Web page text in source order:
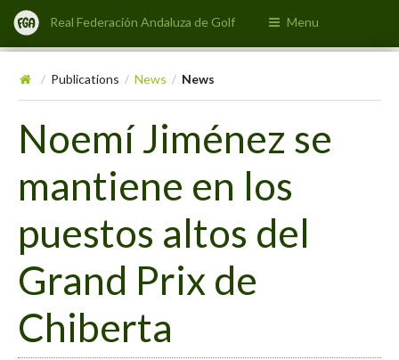
Real Federación Andaluza de Golf Menu
/ Publications / News / News
Noemí Jiménez se
mantiene en los
puestos altos del
Grand Prix de
Chiberta